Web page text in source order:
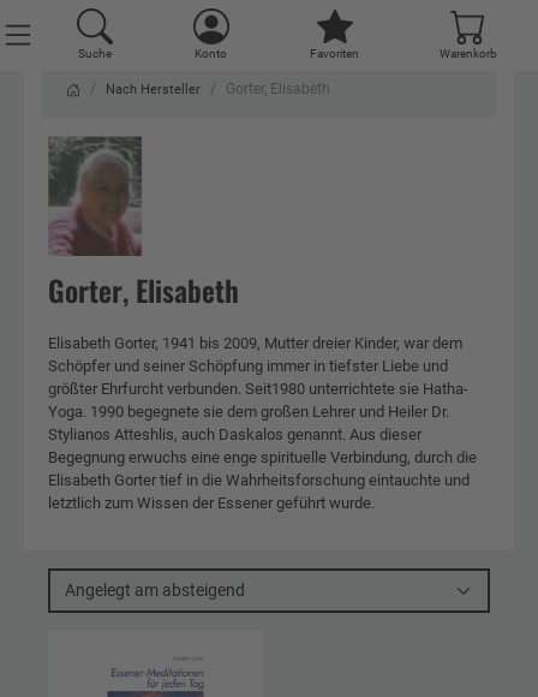
Suche Konto Favoriten Warenkorb
Nach Hersteller Gorter, Elisabeth
Gorter, Elisabeth
Elisabeth Gorter, 1941 bis 2009, Mutter dreier Kinder, war dem
Schöpfer und seiner Schöpfung immer in tiefster Liebe und
größter Ehrfurcht verbunden. Seit1980 unterrichtete sie Hatha-
Yoga. 1990 begegnete sie dem großen Lehrer und Heiler Dr.
Stylianos Atteshlis, auch Daskalos genannt. Aus dieser
Begegnung erwuchs eine enge spirituelle Verbindung, durch die
Elisabeth Gorter tief in die Wahrheitsforschung eintauchte und
letztlich zum Wissen der Essener geführt wurde.
Angelegt am absteigend